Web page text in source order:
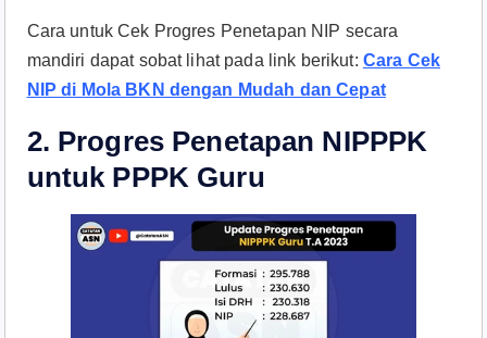
Cara untuk Cek Progres Penetapan NIP secara
mandiri dapat sobat lihat pada link berikut: Cara Cek
NIP di Mola BKN dengan Mudah dan Cepat
2. Progres Penetapan NIPPPK
untuk PPPK Guru